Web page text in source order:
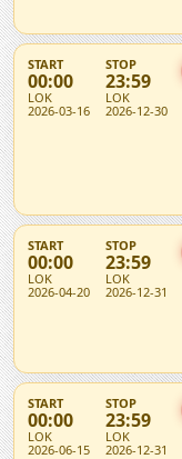
START
00:00
LOK
2026-03-16
STOP
23:59
LOK
2026-12-30
START
00:00
LOK
2026-04-20
STOP
23:59
LOK
2026-12-31
START
00:00
LOK
2026-06-15
STOP
23:59
LOK
2026-12-31